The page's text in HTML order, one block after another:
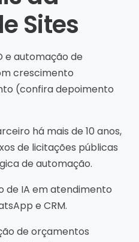
Sites
e automação de
crescimento
(confira depoimento
há mais de 10 anos,
de licitações públicas
de automação.
de IA em atendimento
e CRM.
de orçamentos